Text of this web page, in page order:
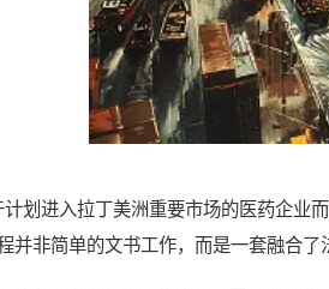
进入拉丁美洲重要市场的医药企业而
并非简单的文书工作，而是一套融合了